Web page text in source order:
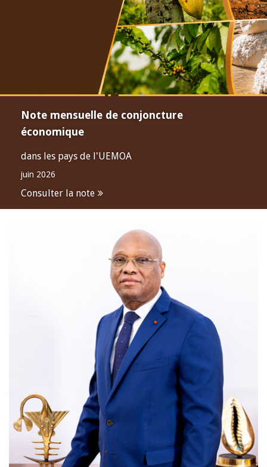
Note mensuelle de conjoncture
économique
dans les pays de l'UEMOA
juin 2026
Consulter la note